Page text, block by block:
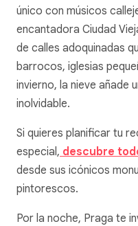
único con músicos
encantadora Ciudad
de calles adoquinadas
barrocos, iglesias
invierno, la nieve añade
inolvidable.
Si quieres planificar tu
especial, descubre
desde sus icónicos
pintorescos.
Por la noche, Praga te